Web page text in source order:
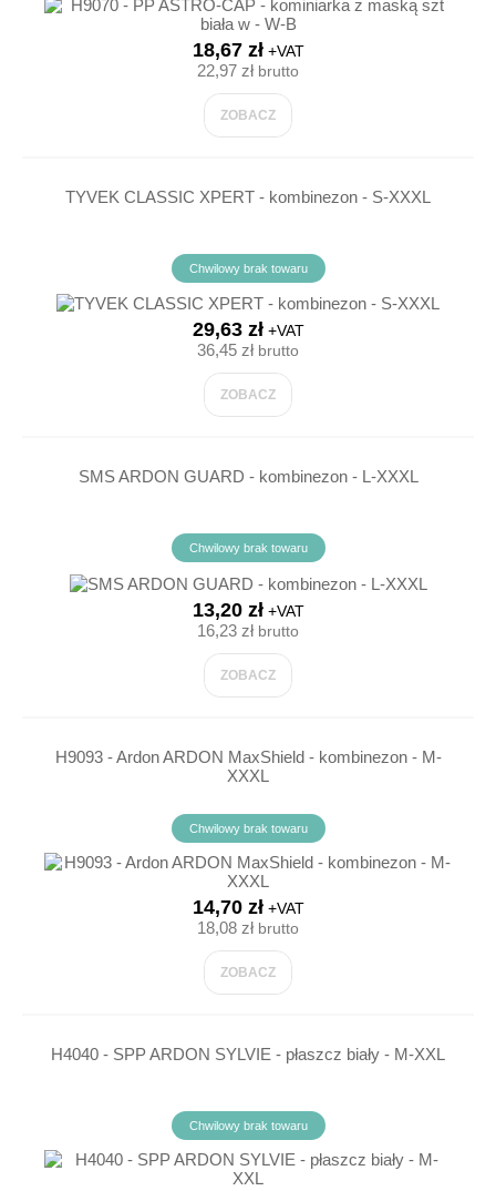
18,67 zł+VAT
22,97 złbrutto
ZOBACZ
TYVEK CLASSIC XPERT - kombinezon - S-XXXL
Chwilowy brak towaru
29,63 zł+VAT
36,45 złbrutto
ZOBACZ
SMS ARDON GUARD - kombinezon - L-XXXL
Chwilowy brak towaru
13,20 zł+VAT
16,23 złbrutto
ZOBACZ
H9093 - Ardon ARDON MaxShield - kombinezon - M-
XXXL
Chwilowy brak towaru
14,70 zł+VAT
18,08 złbrutto
ZOBACZ
H4040 - SPP ARDON SYLVIE - płaszcz biały - M-XXL
Chwilowy brak towaru